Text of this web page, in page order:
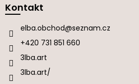
aKontakt
elba.obchod@seznam.cz
+420 731 851 660
3lba.art
3lba.art/